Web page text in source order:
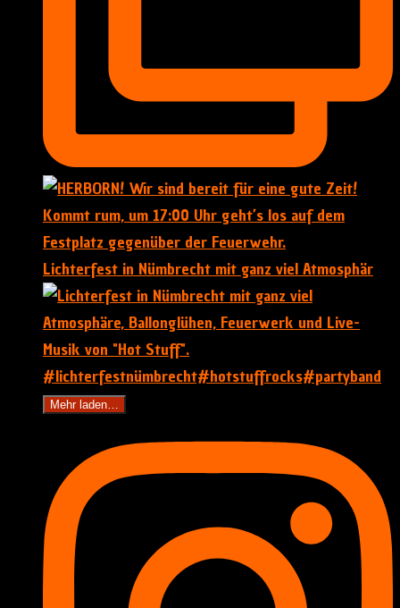
Lichterfest in Nümbrecht mit ganz viel Atmosphär
Mehr laden…